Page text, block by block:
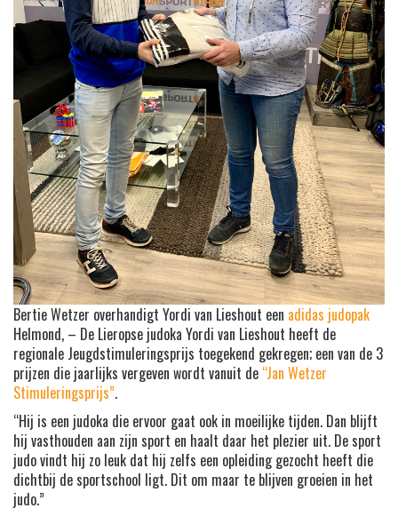
Bertie Wetzer overhandigt Yordi van Lieshout een adidas judopak
Helmond, – De Lieropse judoka Yordi van Lieshout heeft de
regionale Jeugdstimuleringsprijs toegekend gekregen; een van de 3
prijzen die jaarlijks vergeven wordt vanuit de “Jan Wetzer
Stimuleringsprijs”.
“Hij is een judoka die ervoor gaat ook in moeilijke tijden. Dan blijft
hij vasthouden aan zijn sport en haalt daar het plezier uit. De sport
judo vindt hij zo leuk dat hij zelfs een opleiding gezocht heeft die
dichtbij de sportschool ligt. Dit om maar te blijven groeien in het
judo.”